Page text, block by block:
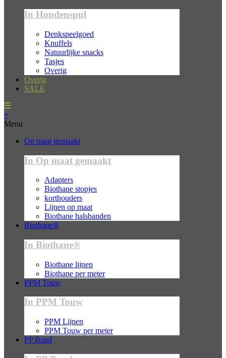
In Hondenspul
Denkspeelgoed
Knuffels
Natuurlijke snacks
Tasjes
Overig
Overig
SALE
×
Menu
Op maat gemaakt
In Op maat gemaakt
Adapters
Biothane stopjes
korthouders
Lijnen op maat
Biothane halsbanden
Biothane®
In Biothane®
Biothane lijnen
Biothane per meter
PPM Touw
In PPM Touw
PPM Lijnen
PPM Touw per meter
PP Band